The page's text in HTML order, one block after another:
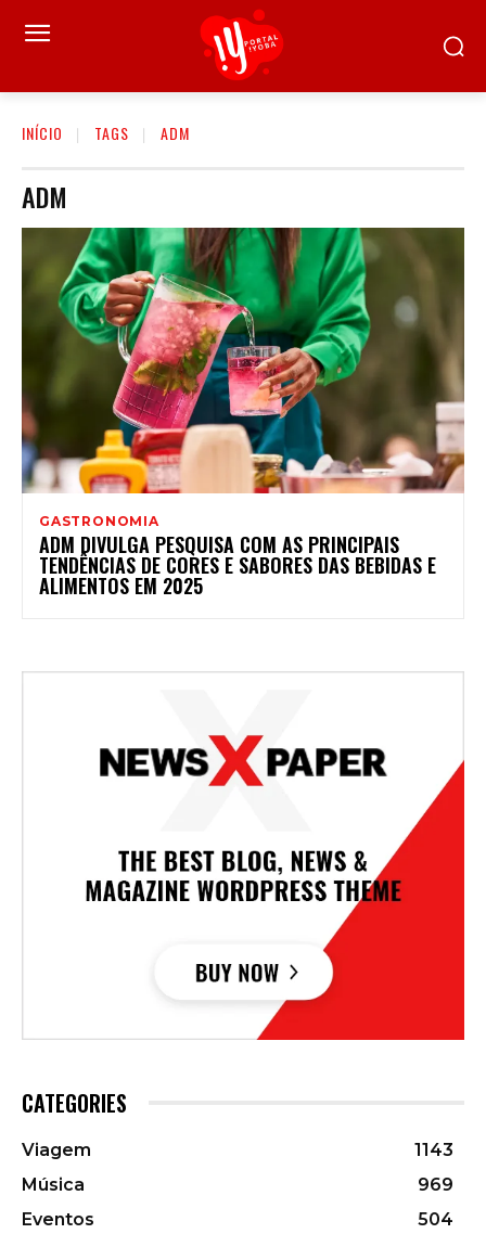
INÍCIO TAGS ADM
ADM
GASTRONOMIA
ADM DIVULGA PESQUISA COM AS PRINCIPAIS
TENDÊNCIAS DE CORES E SABORES DAS BEBIDAS E
ALIMENTOS EM 2025
CATEGORIES
Viagem
1143
Música
969
Eventos
504